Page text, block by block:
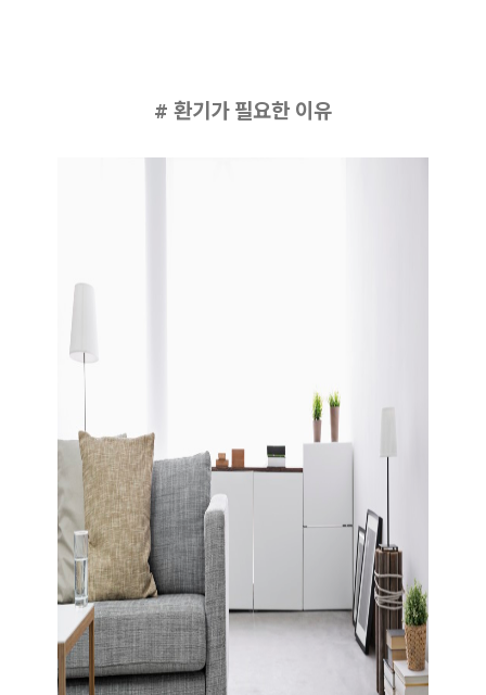
# 환기가 필요한 이유